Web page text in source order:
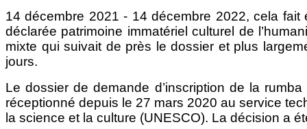
14 décembre 2021 - 14 décembre 2022, cela
déclarée patrimoine immatériel culturel de
mixte qui suivait de près le dossier et plus
jours.
Le dossier de demande d’inscription de la
réceptionné depuis le 27 mars 2020 au service
la science et la culture (UNESCO). La décision a